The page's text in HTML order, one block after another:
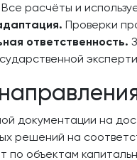
Все расчёты и
Проверки
ответственность.
документации на
решений на
по объектам